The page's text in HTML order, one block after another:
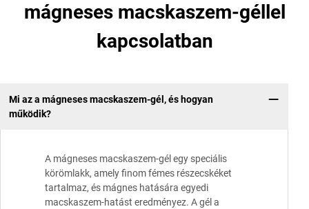
mágneses macskaszem-géllel
kapcsolatban
Mi az a mágneses macskaszem-gél, és hogyan
működik?
A mágneses macskaszem-gél egy speciális
körömlakk, amely finom fémes részecskéket
tartalmaz, és mágnes hatására egyedi
macskaszem-hatást eredményez. A gél a